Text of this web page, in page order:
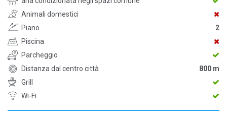
Animali domestici
Piano
2
Piscina
Parcheggio
Distanza dal centro città
800 m
Grill
Wi-Fi